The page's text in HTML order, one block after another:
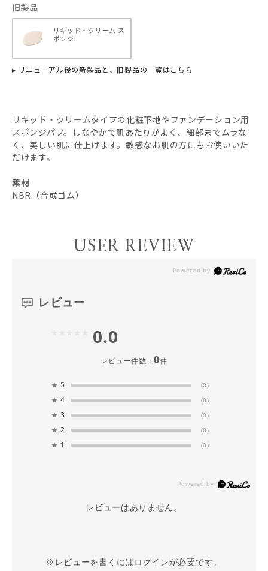
旧製品
リキッド・クリーム ス
ポンジ
▸ リニューアル後の新製品と、旧製品の一覧はこちら
リキッド・クリームタイプの化粧下地やファンデーション用
スポンジパフ。しなやかで肌あたりがよく、細部までムラな
く、美しい肌に仕上げます。敏感なお肌の方にもお使いいた
だけます。
素材
NBR（合成ゴム）
USER REVIEW
レビュー
0.0
レビュー件数：0件
★ 5 (0)
★ 4 (0)
★ 3 (0)
★ 2 (0)
★ 1 (0)
レビューはありません。
※レビューを書くには ログインが必要です。